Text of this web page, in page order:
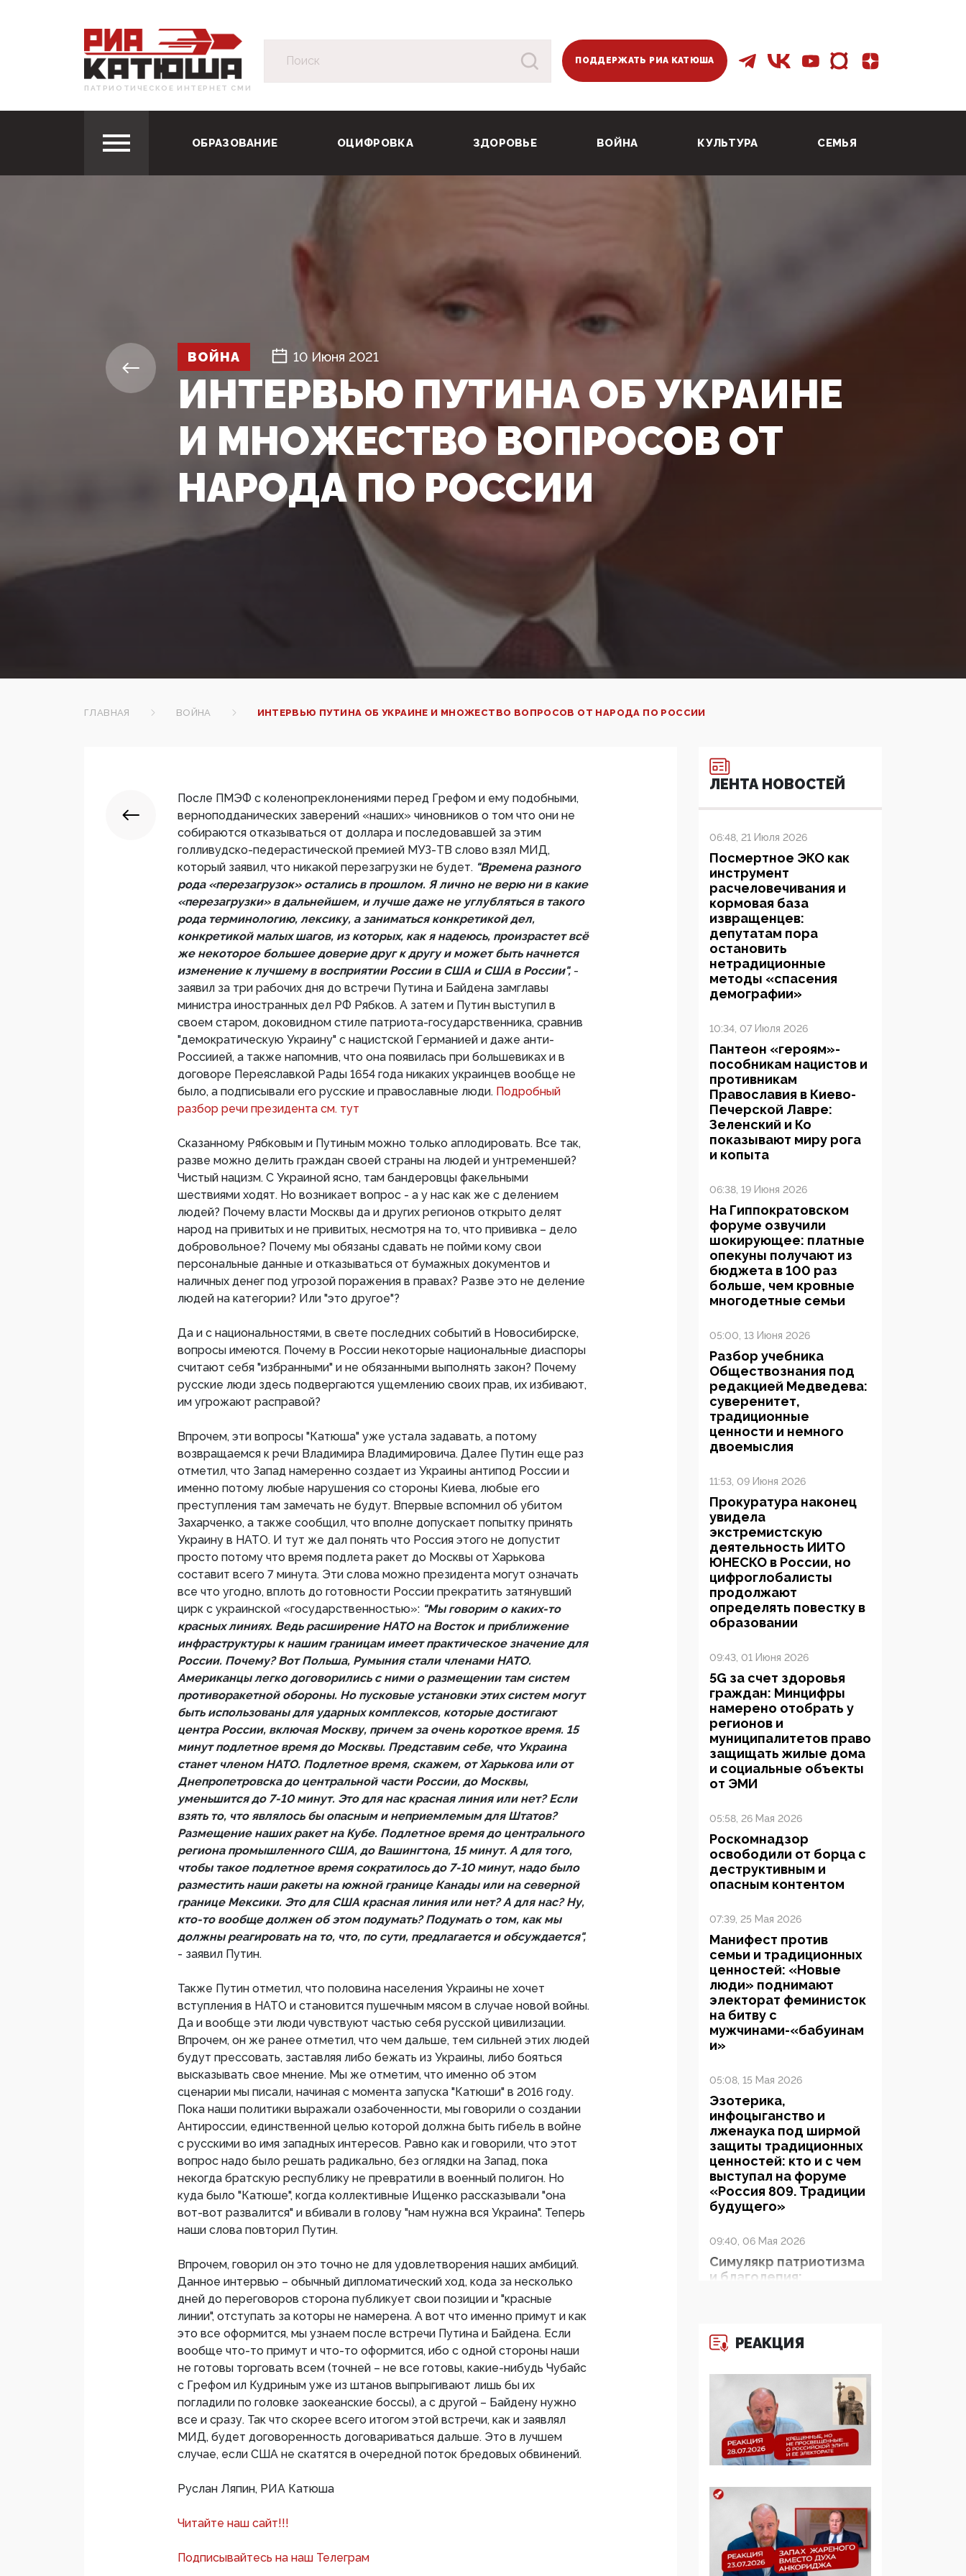
ПАТРИОТИЧЕСКОЕ ИНТЕРНЕТ СМИ
ПОДДЕРЖАТЬ РИА КАТЮША
ОБРАЗОВАНИЕ ОЦИФРОВКА ЗДОРОВЬЕ ВОЙНА КУЛЬТУРА СЕМЬЯ
ВОЙНА 10 Июня 2021
ИНТЕРВЬЮ ПУТИНА ОБ УКРАИНЕ
И МНОЖЕСТВО ВОПРОСОВ ОТ
НАРОДА ПО РОССИИ
ГЛАВНАЯ ВОЙНА ИНТЕРВЬЮ ПУТИНА ОБ УКРАИНЕ И МНОЖЕСТВО ВОПРОСОВ ОТ НАРОДА ПО РОССИИ
После ПМЭФ с коленопреклонениями перед Грефом и ему подобными,
верноподданических заверений «наших» чиновников о том что они не
собираются отказываться от доллара и последовавшей за этим
голливудско-педерастической премией МУЗ-ТВ слово взял МИД,
который заявил, что никакой перезагрузки не будет. "Времена разного
рода «перезагрузок» остались в прошлом. Я лично не верю ни в какие
«перезагрузки» в дальнейшем, и лучше даже не углубляться в такого
рода терминологию, лексику, а заниматься конкретикой дел,
конкретикой малых шагов, из которых, как я надеюсь, произрастет всё
же некоторое большее доверие друг к другу и может быть начнется
изменение к лучшему в восприятии России в США и США в России", -
заявил за три рабочих дня до встречи Путина и Байдена замглавы
министра иностранных дел РФ Рябков. А затем и Путин выступил в
своем старом, доковидном стиле патриота-государственника, сравнив
"демократическую Украину" с нацистской Германией и даже анти-
Россиией, а также напомнив, что она появилась при большевиках и в
договоре Переяславкой Рады 1654 года никаких украинцев вообще не
было, а подписывали его русские и православные люди. Подробный
разбор речи президента см. тут
Сказанному Рябковым и Путиным можно только аплодировать. Все так,
разве можно делить граждан своей страны на людей и унтременшей?
Чистый нацизм. С Украиной ясно, там бандеровцы факельными
шествиями ходят. Но возникает вопрос - а у нас как же с делением
людей? Почему власти Москвы да и других регионов открыто делят
народ на привитых и не привитых, несмотря на то, что прививка – дело
добровольное? Почему мы обязаны сдавать не пойми кому свои
персональные данные и отказываться от бумажных документов и
наличных денег под угрозой поражения в правах? Разве это не деление
людей на категории? Или "это другое"?
Да и с национальностями, в свете последних событий в Новосибирске,
вопросы имеются. Почему в России некоторые национальные диаспоры
считают себя "избранными" и не обязанными выполнять закон? Почему
русские люди здесь подвергаются ущемлению своих прав, их избивают,
им угрожают расправой?
Впрочем, эти вопросы "Катюша" уже устала задавать, а потому
возвращаемся к речи Владимира Владимировича. Далее Путин еще раз
отметил, что Запад намеренно создает из Украины антипод России и
именно потому любые нарушения со стороны Киева, любые его
преступления там замечать не будут. Впервые вспомнил об убитом
Захарченко, а также сообщил, что вполне допускает попытку принять
Украину в НАТО. И тут же дал понять что Россия этого не допустит
просто потому что время подлета ракет до Москвы от Харькова
составит всего 7 минута. Эти слова можно президента могут означать
все что угодно, вплоть до готовности России прекратить затянувший
цирк с украинской «государственностью»: "Мы говорим о каких-то
красных линиях. Ведь расширение НАТО на Восток и приближение
инфраструктуры к нашим границам имеет практическое значение для
России. Почему? Вот Польша, Румыния стали членами НАТО.
Американцы легко договорились с ними о размещении там систем
противоракетной обороны. Но пусковые установки этих систем могут
быть использованы для ударных комплексов, которые достигают
центра России, включая Москву, причем за очень короткое время. 15
минут подлетное время до Москвы. Представим себе, что Украина
станет членом НАТО. Подлетное время, скажем, от Харькова или от
Днепропетровска до центральной части России, до Москвы,
уменьшится до 7-10 минут. Это для нас красная линия или нет? Если
взять то, что являлось бы опасным и неприемлемым для Штатов?
Размещение наших ракет на Кубе. Подлетное время до центрального
региона промышленного США, до Вашингтона, 15 минут. А для того,
чтобы такое подлетное время сократилось до 7-10 минут, надо было
разместить наши ракеты на южной границе Канады или на северной
границе Мексики. Это для США красная линия или нет? А для нас? Ну,
кто-то вообще должен об этом подумать? Подумать о том, как мы
должны реагировать на то, что, по сути, предлагается и обсуждается",
- заявил Путин.
Также Путин отметил, что половина населения Украины не хочет
вступления в НАТО и становится пушечным мясом в случае новой войны.
Да и вообще эти люди чувствуют частью себя русской цивилизации.
Впрочем, он же ранее отметил, что чем дальше, тем сильней этих людей
будут прессовать, заставляя либо бежать из Украины, либо бояться
высказывать свое мнение. Мы же отметим, что именно об этом
сценарии мы писали, начиная с момента запуска "Катюши" в 2016 году.
Пока наши политики выражали озабоченности, мы говорили о создании
Антироссии, единственной целью которой должна быть гибель в войне
с русскими во имя западных интересов. Равно как и говорили, что этот
вопрос надо было решать радикально, без оглядки на Запад, пока
некогда братскую республику не превратили в военный полигон. Но
куда было "Катюше", когда коллективные Ищенко рассказывали "она
вот-вот развалится" и вбивали в голову "нам нужна вся Украина". Теперь
наши слова повторил Путин.
Впрочем, говорил он это точно не для удовлетворения наших амбиций.
Данное интервью – обычный дипломатический ход, кода за несколько
дней до переговоров сторона публикует свои позиции и "красные
линии", отступать за которы не намерена. А вот что именно примут и как
это все оформится, мы узнаем после встречи Путина и Байдена. Если
вообще что-то примут и что-то оформится, ибо с одной стороны наши
не готовы торговать всем (точней – не все готовы, какие-нибудь Чубайс
с Грефом ил Кудриным уже из штанов выпрыгивают лишь бы их
погладили по головке заокеанские боссы), а с другой – Байдену нужно
все и сразу. Так что скорее всего итогом этой встречи, как и заявлял
МИД, будет договоренность договариваться дальше. Это в лучшем
случае, если США не скатятся в очередной поток бредовых обвинений.
Руслан Ляпин, РИА Катюша
Читайте наш сайт!!!
Подписывайтесь на наш Телеграм
ЛЕНТА НОВОСТЕЙ
06:48, 21 Июля 2026
Посмертное ЭКО как
инструмент
расчеловечивания и
кормовая база
извращенцев:
депутатам пора
остановить
нетрадиционные
методы «спасения
демографии»
10:34, 07 Июля 2026
Пантеон «героям»-
пособникам нацистов и
противникам
Православия в Киево-
Печерской Лавре:
Зеленский и Ко
показывают миру рога
и копыта
06:38, 19 Июня 2026
На Гиппократовском
форуме озвучили
шокирующее: платные
опекуны получают из
бюджета в 100 раз
больше, чем кровные
многодетные семьи
05:00, 13 Июня 2026
Разбор учебника
Обществознания под
редакцией Медведева:
суверенитет,
традиционные
ценности и немного
двоемыслия
11:53, 09 Июня 2026
Прокуратура наконец
увидела
экстремистскую
деятельность ИИТО
ЮНЕСКО в России, но
цифроглобалисты
продолжают
определять повестку в
образовании
09:43, 01 Июня 2026
5G за счет здоровья
граждан: Минцифры
намерено отобрать у
регионов и
муниципалитетов право
защищать жилые дома
и социальные объекты
от ЭМИ
05:58, 26 Мая 2026
Роскомнадзор
освободили от борца с
деструктивным и
опасным контентом
07:39, 25 Мая 2026
Манифест против
семьи и традиционных
ценностей: «Новые
люди» поднимают
электорат феминисток
на битву с
мужчинами-«бабуинам
и»
05:08, 15 Мая 2026
Эзотерика,
инфоцыганство и
лженаука под ширмой
защиты традиционных
ценностей: кто и с чем
выступал на форуме
«Россия 809. Традиции
будущего»
09:40, 06 Мая 2026
Симулякр патриотизма
и благолепия:
«движперам»
03:35, 25 Апреля 2026
120 лет
парламентаризма: как
институт
народовластия
превратился в «чего
изволите» для
Правительства и АП
06:29, 15 Апреля 2026
Социальный фонд
России – пионер
жесткого внедрения
РЕАКЦИЯ